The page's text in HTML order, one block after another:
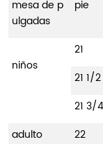
mesa de p
ulgadas
pie
niños
21
21 1/2
21 3/4
adulto
22